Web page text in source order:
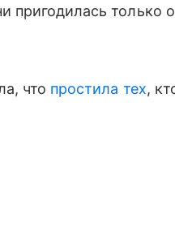
только
что простила тех,